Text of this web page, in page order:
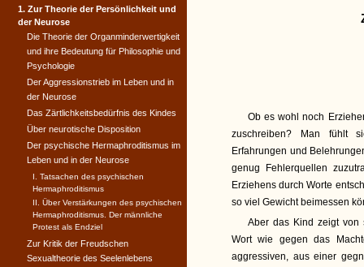
Ob es wohl noch
zuschreiben? Man fühlt
Erfahrungen und
genug Fehlerquellen
Erziehens durch Worte
so viel Gewicht beimessen
Aber das Kind zeigt von
Wort wie gegen das
aggressiven, aus einer
1. Zur Theorie der Persönlichkeit und
der Neurose
Die Theorie der Organminder­wertigkeit
und ihre Bedeutung für Philosophie und
Psychologie
Der Aggressionstrieb im Leben und in
der Neurose
Das Zärtlichkeitsbedürfnis des Kindes
Über neurotische Disposition
Der psychische Hermaphroditis­mus im
Leben und in der Neurose
I. Tatsachen des psychischen
Hermaphroditismus
II. Über Verstärkungen des psychischen
Hermaphroditismus. Der männliche
Protest als Endziel
Zur Kritik der Freudschen
Sexualtheorie des Seelenlebens